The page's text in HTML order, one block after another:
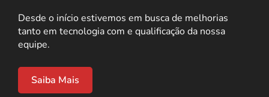
Desde o início estivemos em busca de melhorias
tanto em tecnologia com e qualificação da nossa
equipe.
Saiba Mais